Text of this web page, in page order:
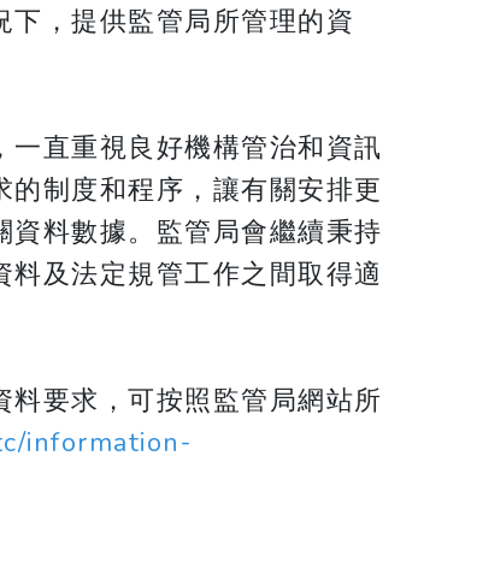
，提供監管局所管理的資
直重視良好機構管治和資訊
制度和程序，讓有關安排更
料數據。監管局會繼續秉持
及法定規管工作之間取得適
料要求，可按照監管局網站所
information-